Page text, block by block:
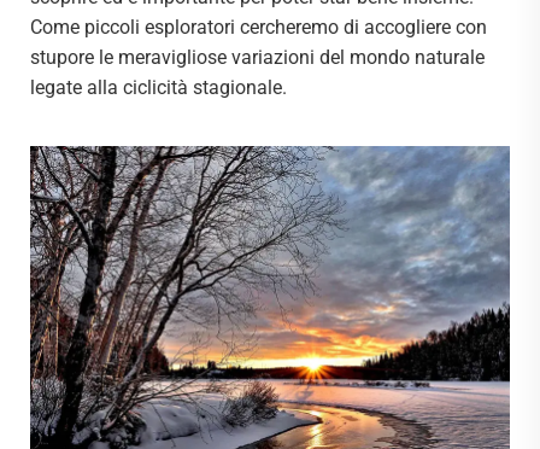
Come piccoli esploratori cercheremo di accogliere con
stupore le meravigliose variazioni del mondo naturale
legate alla ciclicità stagionale.